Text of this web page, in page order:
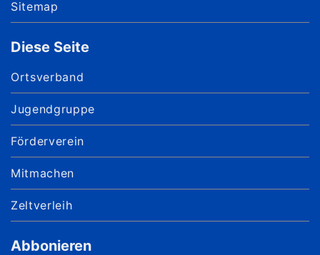
Sitemap
Diese Seite
Ortsverband
Jugendgruppe
Förderverein
Mitmachen
Zeltverleih
Abbonieren